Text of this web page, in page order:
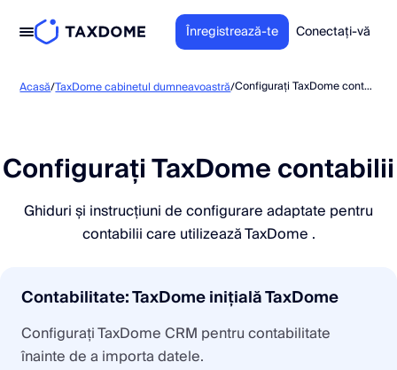
Înregistrează-te Conectați-vă
Acasă/TaxDome cabinetul dumneavoastră/ Configurați TaxDome contabilii
Configurați TaxDome contabilii
Ghiduri și instrucțiuni de configurare adaptate pentru
contabilii care utilizează TaxDome .
Contabilitate: TaxDome inițială TaxDome
Configurați TaxDome CRM pentru contabilitate
înainte de a importa datele.